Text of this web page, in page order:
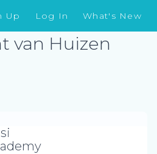
Up Log In What's New
van Huizen